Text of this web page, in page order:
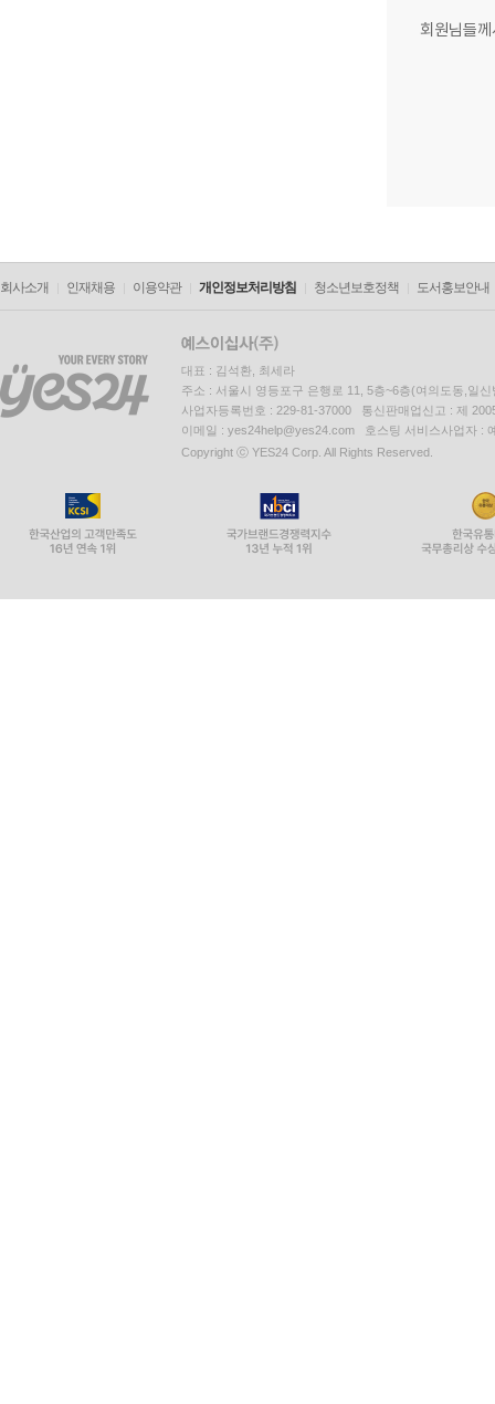
회원님들
회사소개 인재채용 이용약관 개인정보처리방침 청소년보호정책 도서홍보안내
대표 : 김석환, 최세라
주소 : 서울시 영등포구 은행로 11, 5층~6층(여의도동,일신
사업자등록번호 : 229-81-37000 통신판매업신고 : 제
이메일 : yes24help@yes24.com 호스팅 서비스사업자 :
Copyright ⓒ YES24 Corp. All Rights Reserved.